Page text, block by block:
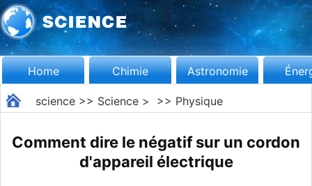
Home Chimie Astronomie
science>> Science> >> Physique
Comment dire le négatif sur un cordon
d'appareil électrique